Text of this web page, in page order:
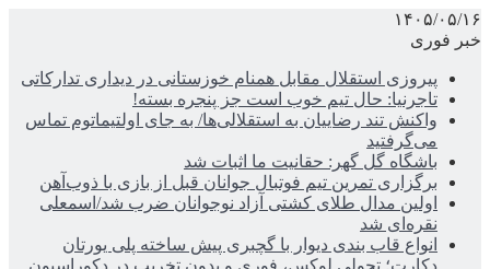
۱۴۰۵/۰۵/۱۶
خبر فوری
پیروزی استقلال مقابل همنام خوزستانی در دیداری تدارکاتی
تاجرنیا: حال تیم خوب است جز پنجره بسته!
واکنش تند رضاییان به استقلالی‌ها/ به جای اولتیماتوم تماس
می‌گرفتید
باشگاه گل گهر: حقانیت ما اثبات شد
برگزاری تمرین تیم فوتبال جوانان قبل از بازی با ذوب‌آهن
اولین مدال طلای کشتی آزاد نوجوانان ضرب شد/اسمعلی
نقره‌ای شد
انواع قاب بندی دیوار با گچبری پیش ساخته پلی یورتان
دکارت؛ تحولی لوکس، فوری و بدون تخریب در دکوراسیون